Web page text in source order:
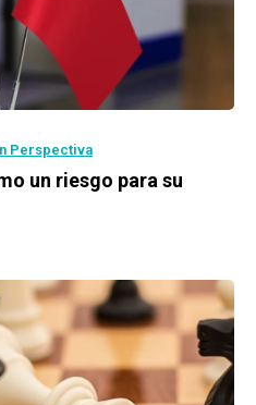
Perspectiva
un riesgo para su